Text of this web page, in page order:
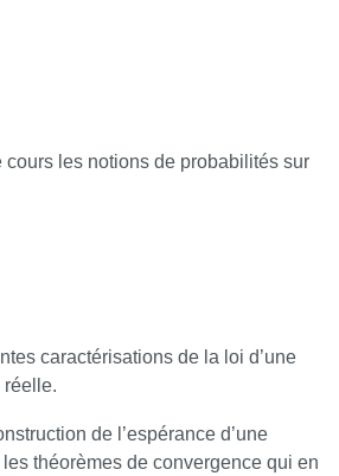
cours les notions de probabilités sur
caractérisations de la loi d’une
de l’espérance d’une
théorèmes de convergence qui en